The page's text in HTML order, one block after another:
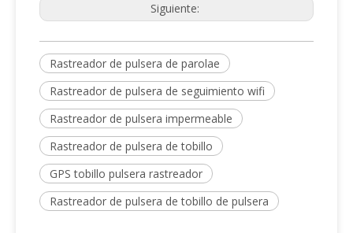
Siguiente:
Rastreador de pulsera de parolae
Rastreador de pulsera de seguimiento wifi
Rastreador de pulsera impermeable
Rastreador de pulsera de tobillo
GPS tobillo pulsera rastreador
Rastreador de pulsera de tobillo de pulsera